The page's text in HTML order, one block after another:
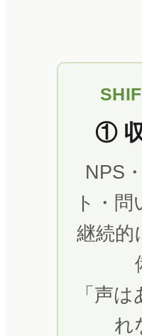
①
NPS
ト・
継続的
「声
れ